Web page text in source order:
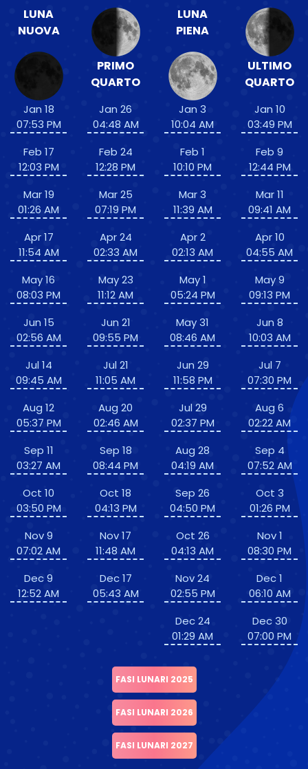
LUNA
NUOVA
Jan 18
07:53 PM
Feb 17
12:03 PM
Mar 19
01:26 AM
Apr 17
11:54 AM
May 16
08:03 PM
Jun 15
02:56 AM
Jul 14
09:45 AM
Aug 12
05:37 PM
Sep 11
03:27 AM
Oct 10
03:50 PM
Nov 9
07:02 AM
Dec 9
12:52 AM
PRIMO
QUARTO
Jan 26
04:48 AM
Feb 24
12:28 PM
Mar 25
07:19 PM
Apr 24
02:33 AM
May 23
11:12 AM
Jun 21
09:55 PM
Jul 21
11:05 AM
Aug 20
02:46 AM
Sep 18
08:44 PM
Oct 18
04:13 PM
Nov 17
11:48 AM
Dec 17
05:43 AM
LUNA
PIENA
Jan 3
10:04 AM
Feb 1
10:10 PM
Mar 3
11:39 AM
Apr 2
02:13 AM
May 1
05:24 PM
May 31
08:46 AM
Jun 29
11:58 PM
Jul 29
02:37 PM
Aug 28
04:19 AM
Sep 26
04:50 PM
Oct 26
04:13 AM
Nov 24
02:55 PM
Dec 24
01:29 AM
ULTIMO
QUARTO
Jan 10
03:49 PM
Feb 9
12:44 PM
Mar 11
09:41 AM
Apr 10
04:55 AM
May 9
09:13 PM
Jun 8
10:03 AM
Jul 7
07:30 PM
Aug 6
02:22 AM
Sep 4
07:52 AM
Oct 3
01:26 PM
Nov 1
08:30 PM
Dec 1
06:10 AM
Dec 30
07:00 PM
FASI LUNARI 2025
FASI LUNARI 2026
FASI LUNARI 2027